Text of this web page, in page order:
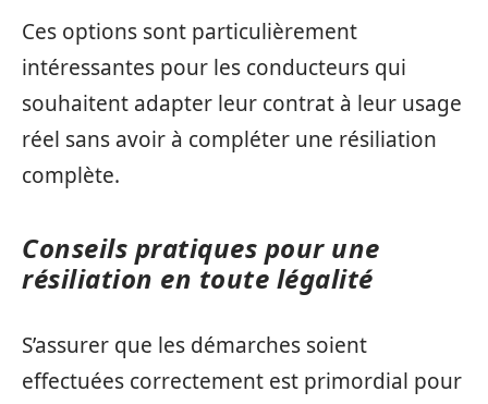
Ces options sont particulièrement
intéressantes pour les conducteurs qui
souhaitent adapter leur contrat à leur usage
réel sans avoir à compléter une résiliation
complète.
Conseils pratiques pour une
résiliation en toute légalité
S’assurer que les démarches soient
effectuées correctement est primordial pour